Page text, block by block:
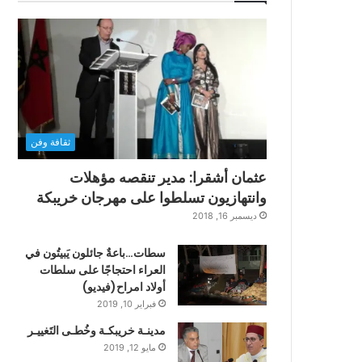
ثقافة وفن
عثمان أشقرا: مدير تنقصه مؤهلات
وانتهازيون تسلطوا على مهرجان خريبكة
ديسمبر 16, 2018
سطات…باعةٌ جائلون يَبيتُون في
العراء احتجاجًا على سلطات
أولاد امراح(فيديو)
فبراير 10, 2019
مدينـة خريبكـة وخُطـى التَغييـر
مايو 12, 2019